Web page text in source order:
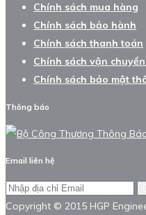
Chính sách mua hàng
Chính sách bảo hành
Chính sách thanh toán
Chính sách vận
Chính sách bảo mật
Thông báo
Email liên hệ
Copyright © 2015 HGP